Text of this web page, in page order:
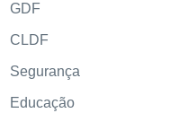
GDF
CLDF
Segurança
Educação